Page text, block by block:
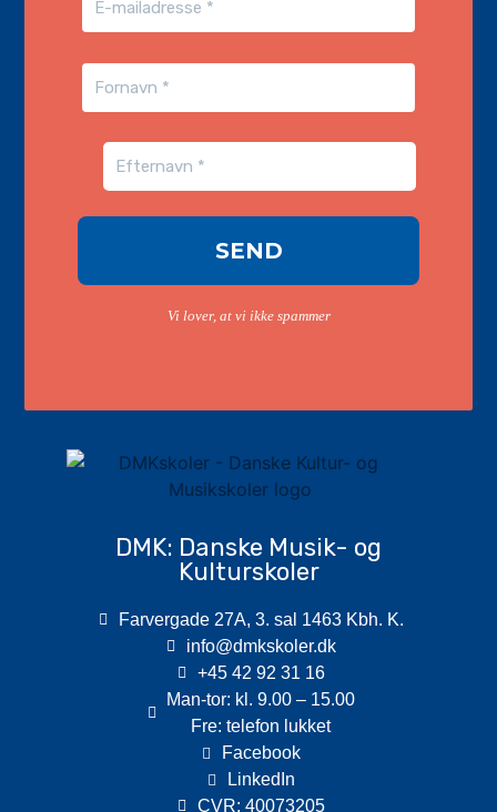
DMK: Danske Musik- og
Kulturskoler
Farvergade 27A, 3. sal 1463 Kbh. K.
info@dmkskoler.dk
+45 42 92 31 16
Man-tor: kl. 9.00 – 15.00
Fre: telefon lukket
Facebook
LinkedIn
CVR: 40073205
Vi lover, at vi ikke spammer